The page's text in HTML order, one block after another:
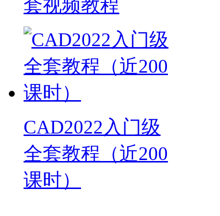
套视频教程
CAD2022入门级
全套教程（近200
课时）